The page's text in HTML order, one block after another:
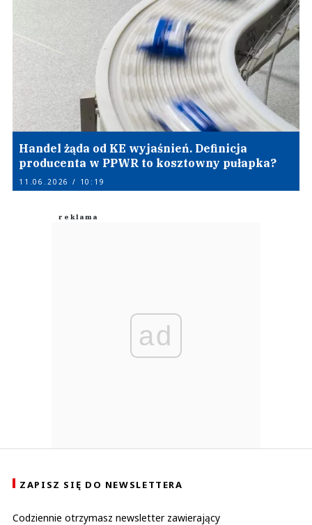
Handel żąda od KE wyjaśnień. Definicja
producenta w PPWR to kosztowny pułapka?
11.06.2026 / 10:19
ad
ZAPISZ SIĘ DO NEWSLETTERA
Codziennie otrzymasz newsletter zawierający